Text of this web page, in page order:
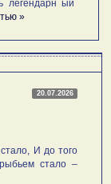
легендарн ый
»
20.07.2026
И до того
стало –